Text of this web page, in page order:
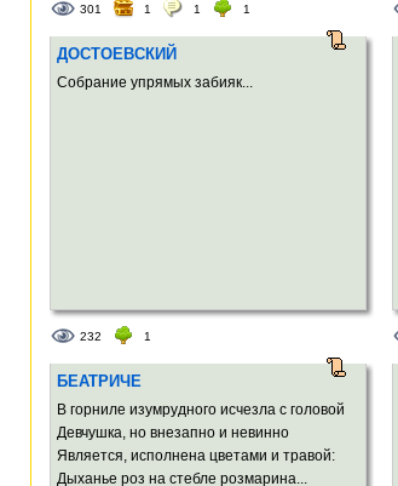
301 1 1 1
ДОСТОЕВСКИЙ
Собрание упрямых забияк...
232 1
БЕАТРИЧЕ
В горниле изумрудного исчезла с головой
Девчушка, но внезапно и невинно
Является, исполнена цветами и травой:
Дыханье роз на стебле розмарина...